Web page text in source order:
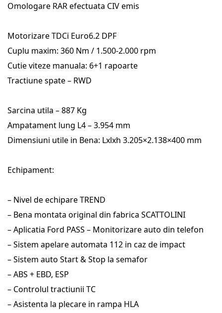
Omologare RAR efectuata CIV emis
Motorizare TDCi Euro6.2 DPF
Cuplu maxim: 360 Nm / 1.500-2.000 rpm
Cutie viteze manuala: 6+1 rapoarte
Tractiune spate – RWD
Sarcina utila – 887 Kg
Ampatament lung L4 – 3.954 mm
Dimensiuni utile in Bena: Lxlxh 3.205×2.138×400 mm
Echipament:
– Nivel de echipare TREND
– Bena montata original din fabrica SCATTOLINI
– Aplicatia Ford PASS – Monitorizare auto din telefon
– Sistem apelare automata 112 in caz de impact
– Sistem auto Start & Stop la semafor
– ABS + EBD, ESP
– Controlul tractiunii TC
– Asistenta la plecare in rampa HLA